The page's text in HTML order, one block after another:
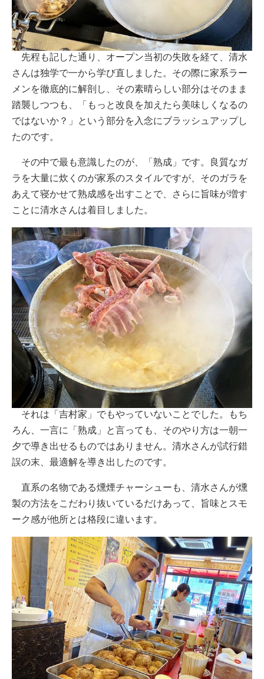
先程も記した通り、オープン当初の失敗を経て、清水
さんは独学で一から学び直しました。その際に家系ラー
メンを徹底的に解剖し、その素晴らしい部分はそのまま
踏襲しつつも、「もっと改良を加えたら美味しくなるの
ではないか？」という部分を入念にブラッシュアップし
たのです。
その中で最も意識したのが、「熟成」です。良質なガ
ラを大量に炊くのが家系のスタイルですが、そのガラを
あえて寝かせて熟成感を出すことで、さらに旨味が増す
ことに清水さんは着目しました。
それは「吉村家」でもやっていないことでした。もち
ろん、一言に「熟成」と言っても、そのやり方は一朝一
夕で導き出せるものではありません。清水さんが試行錯
誤の末、最適解を導き出したのです。
直系の名物である燻煙チャーシューも、清水さんが燻
製の方法をこだわり抜いているだけあって、旨味とスモ
ーク感が他所とは格段に違います。